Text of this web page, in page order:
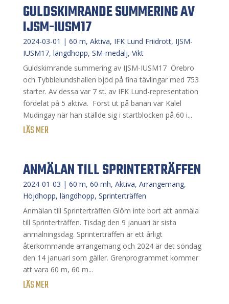
GULDSKIMRANDE SUMMERING AV
IJSM-IUSM17⁣ ⁣
2024-03-01 | 60 m, Aktiva, IFK Lund Friidrott, IJSM-
IUSM17, längdhopp, SM-medalj, Vikt
Guldskimrande summering av IJSM-IUSM17⁣ ⁣ Örebro
och Tybblelundshallen bjöd på fina tävlingar med 753
starter. Av dessa var 7 st. av IFK Lund-representation
fördelat på 5 aktiva. ⁣ Först ut på banan var Kalel
Mudingay när han ställde sig i startblocken på 60 i...
LÄS MER
ANMÄLAN TILL SPRINTERTRÄFFEN
2024-01-03 | 60 m, 60 mh, Aktiva, Arrangemang,
Höjdhopp, längdhopp, Sprinterträffen
Anmälan till Sprinterträffen Glöm inte bort att anmäla
till Sprinterträffen. Tisdag den 9 januari är sista
anmälningsdag. Sprinterträffen är ett årligt
återkommande arrangemang och 2024 är det söndag
den 14 januari som gäller. Grenprogrammet kommer
att vara 60 m, 60 m...
LÄS MER